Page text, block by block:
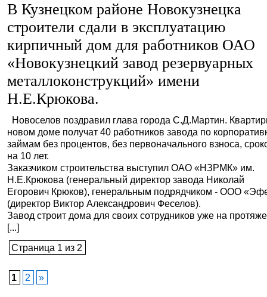
В Кузнецком районе Новокузнецка
строители сдали в эксплуатацию
кирпичный дом для работников ОАО
«Новокузнецкий завод резервуарных
металлоконструкций» имени
Н.Е.Крюкова.
Новоселов поздравил глава города С.Д.Мартин.
новом доме получат 40 работников завода по
займам без процентов, без первоначального взноса,
на 10 лет.
Заказчиком строительства выступил ОАО «НЗРМК» им.
Н.Е.Крюкова (генеральный директор завода Николай
Егорович Крюков), генеральным подрядчиком - ООО
(директор Виктор Александрович Феселов).
Завод строит дома для своих сотрудников уже на
[...]
Страница 1 из 2
1 2 »